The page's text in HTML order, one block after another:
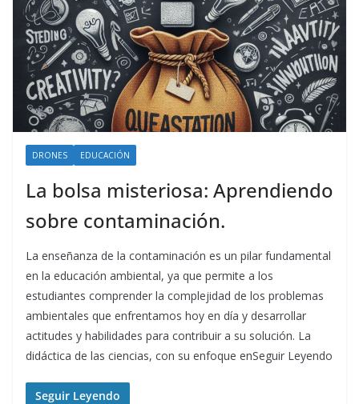
DRONES EDUCACIÓN
La bolsa misteriosa: Aprendiendo
sobre contaminación.
La enseñanza de la contaminación es un pilar fundamental
en la educación ambiental, ya que permite a los
estudiantes comprender la complejidad de los problemas
ambientales que enfrentamos hoy en día y desarrollar
actitudes y habilidades para contribuir a su solución. La
didáctica de las ciencias, con su enfoque enSeguir Leyendo
Seguir Leyendo